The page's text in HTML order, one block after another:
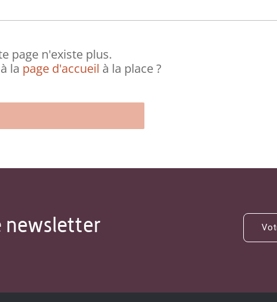
page n'existe plus.
la page d'accueil à la place ?
newsletter